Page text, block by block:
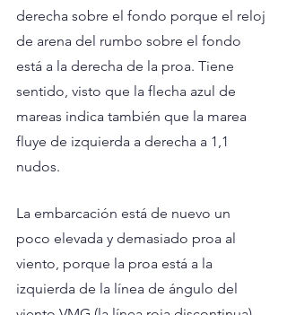
derecha sobre el fondo porque el reloj
de arena del rumbo sobre el fondo
está a la derecha de la proa. Tiene
sentido, visto que la flecha azul de
mareas indica también que la marea
fluye de izquierda a derecha a 1,1
nudos.
La embarcación está de nuevo un
poco elevada y demasiado proa al
viento, porque la proa está a la
izquierda de la línea de ángulo del